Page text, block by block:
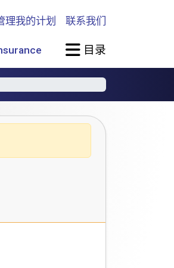
理我的计划 联系我们
目录